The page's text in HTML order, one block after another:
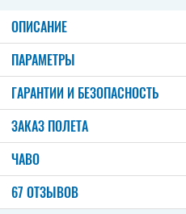
ОПИСАНИЕ
ПАРАМЕТРЫ
ГАРАНТИИ И БЕЗОПАСНОСТЬ
ЗАКАЗ ПОЛЕТА
ЧАВО
67 ОТЗЫВОВ